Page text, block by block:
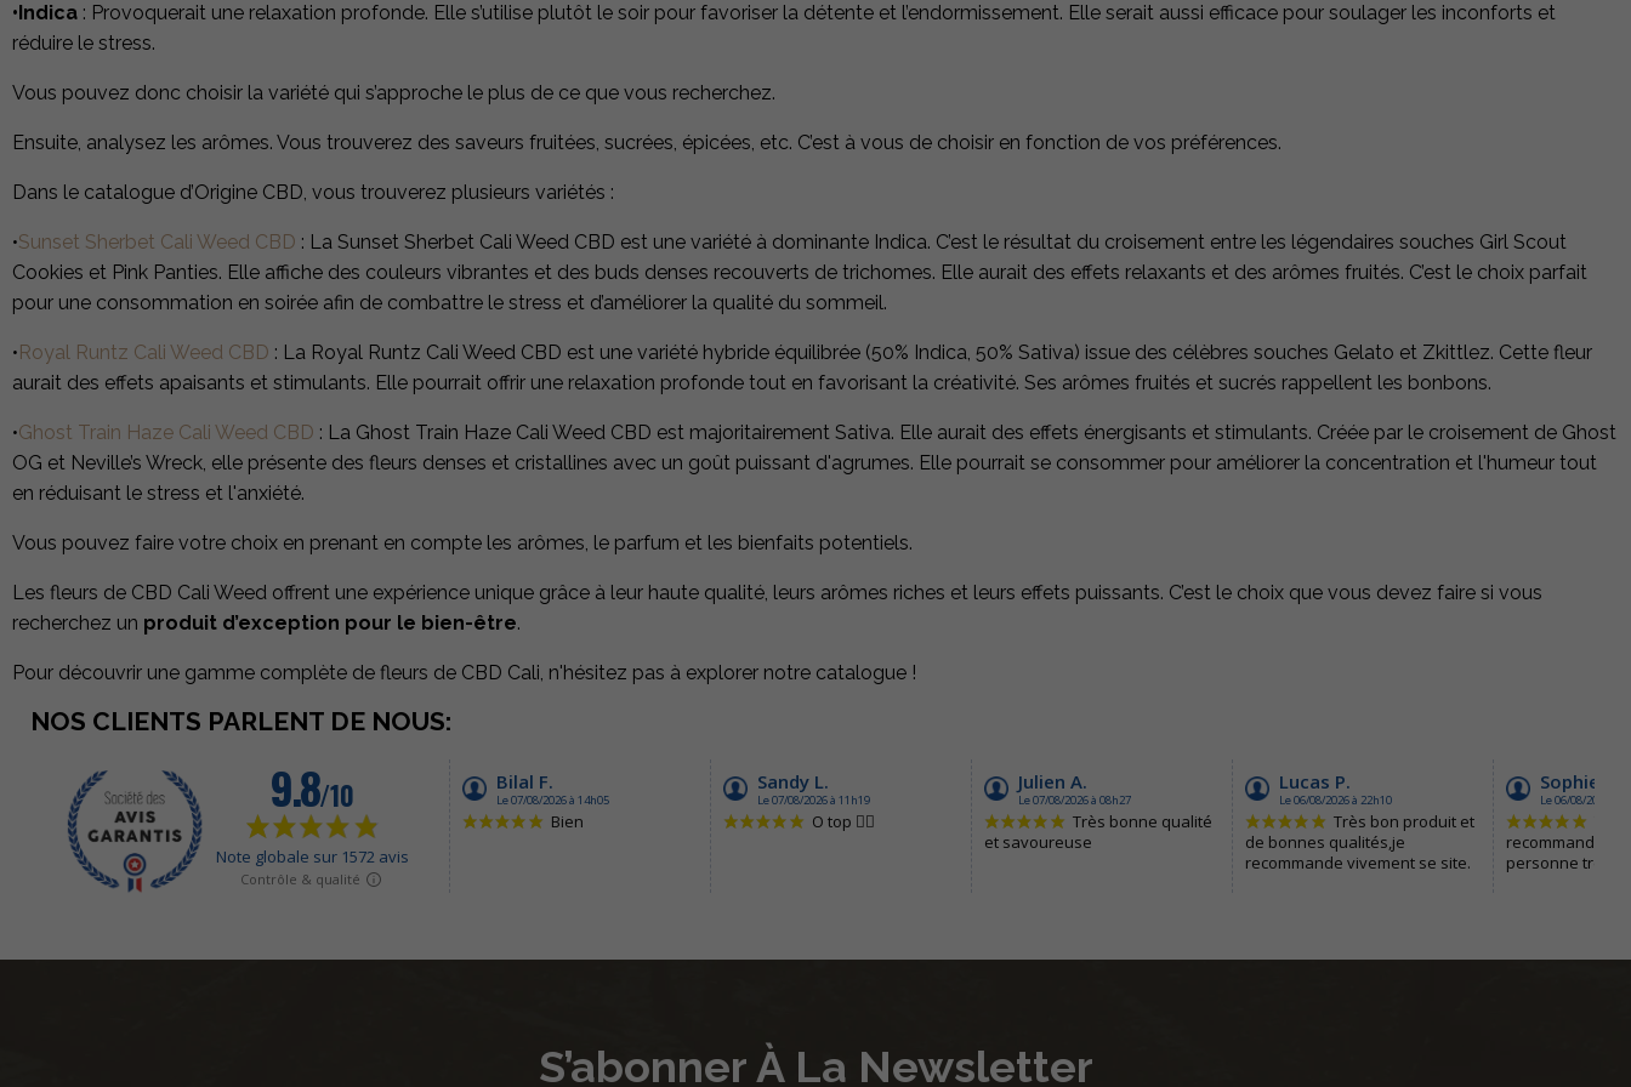
•Indica : Provoquerait une relaxation profonde. Elle s’utilise plutôt le soir pour favoriser la détente et l’endormissement. Elle serait aussi efficace pour soulager les inconforts et
réduire le stress.
Vous pouvez donc choisir la variété qui s’approche le plus de ce que vous recherchez.
Ensuite, analysez les arômes. Vous trouverez des saveurs fruitées, sucrées, épicées, etc. C’est à vous de choisir en fonction de vos préférences.
Dans le catalogue d’Origine CBD, vous trouverez plusieurs variétés :
•Sunset Sherbet Cali Weed CBD : La Sunset Sherbet Cali Weed CBD est une variété à dominante Indica. C’est le résultat du croisement entre les légendaires souches Girl Scout
Cookies et Pink Panties. Elle affiche des couleurs vibrantes et des buds denses recouverts de trichomes. Elle aurait des effets relaxants et des arômes fruités. C’est le choix parfait
pour une consommation en soirée afin de combattre le stress et d’améliorer la qualité du sommeil.
•Royal Runtz Cali Weed CBD : La Royal Runtz Cali Weed CBD est une variété hybride équilibrée (50% Indica, 50% Sativa) issue des célèbres souches Gelato et Zkittlez. Cette fleur
aurait des effets apaisants et stimulants. Elle pourrait offrir une relaxation profonde tout en favorisant la créativité. Ses arômes fruités et sucrés rappellent les bonbons.
•Ghost Train Haze Cali Weed CBD : La Ghost Train Haze Cali Weed CBD est majoritairement Sativa. Elle aurait des effets énergisants et stimulants. Créée par le croisement de Ghost
OG et Neville’s Wreck, elle présente des fleurs denses et cristallines avec un goût puissant d'agrumes. Elle pourrait se consommer pour améliorer la concentration et l'humeur tout
en réduisant le stress et l'anxiété.
Vous pouvez faire votre choix en prenant en compte les arômes, le parfum et les bienfaits potentiels.
Les fleurs de CBD Cali Weed offrent une expérience unique grâce à leur haute qualité, leurs arômes riches et leurs effets puissants. C’est le choix que vous devez faire si vous
recherchez un produit d’exception pour le bien-être.
Pour découvrir une gamme complète de fleurs de CBD Cali, n'hésitez pas à explorer notre catalogue !
NOS CLIENTS PARLENT DE NOUS:
S’abonner À La Newsletter